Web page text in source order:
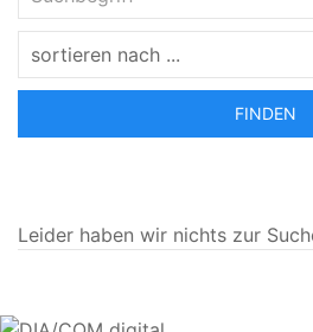
FINDEN
Leider haben wir nichts zur